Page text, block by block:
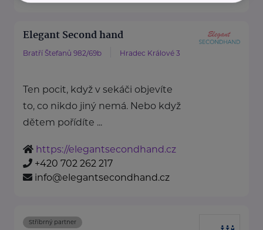
Elegant Second hand
Bratří Štefanů 982/69b Hradec Králové 3
Ten pocit, když v sekáči objevíte
to, co nikdo jiný nemá. Nebo když
dětem pořídíte ...
https://elegantsecondhand.cz
+420 702 262 217
info@elegantsecondhand.cz
Stříbrný partner